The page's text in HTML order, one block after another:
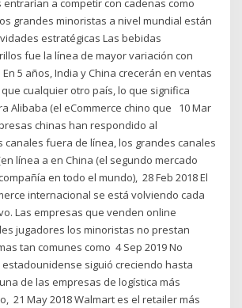
a competir con cadenas como
grandes minoristas a nivel mundial están
estratégicas Las bebidas
fue la línea de mayor variación con
5 años, India y China crecerán en ventas
cualquier otro país, lo que significa
Alibaba (el eCommerce chino que 10 Mar
chinas han respondido al
canales fuera de línea, los grandes canales
línea a en China (el segundo mercado
en todo el mundo), 28 Feb 2018 El
internacional se está volviendo cada
Las empresas que venden online
jugadores los minoristas no prestan
tan comunes como 4 Sep 2019 No
siguió creciendo hasta
de las empresas de logística más
21 May 2018 Walmart es el retailer más